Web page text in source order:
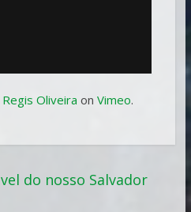
Regis Oliveira on Vimeo.
do nosso Salvador